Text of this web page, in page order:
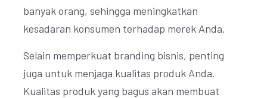
banyak orang, sehingga meningkatkan
kesadaran konsumen terhadap merek Anda.
Selain memperkuat branding bisnis, penting
juga untuk menjaga kualitas produk Anda.
Kualitas produk yang bagus akan membuat